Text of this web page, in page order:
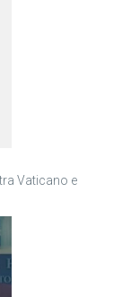
Vaticano e